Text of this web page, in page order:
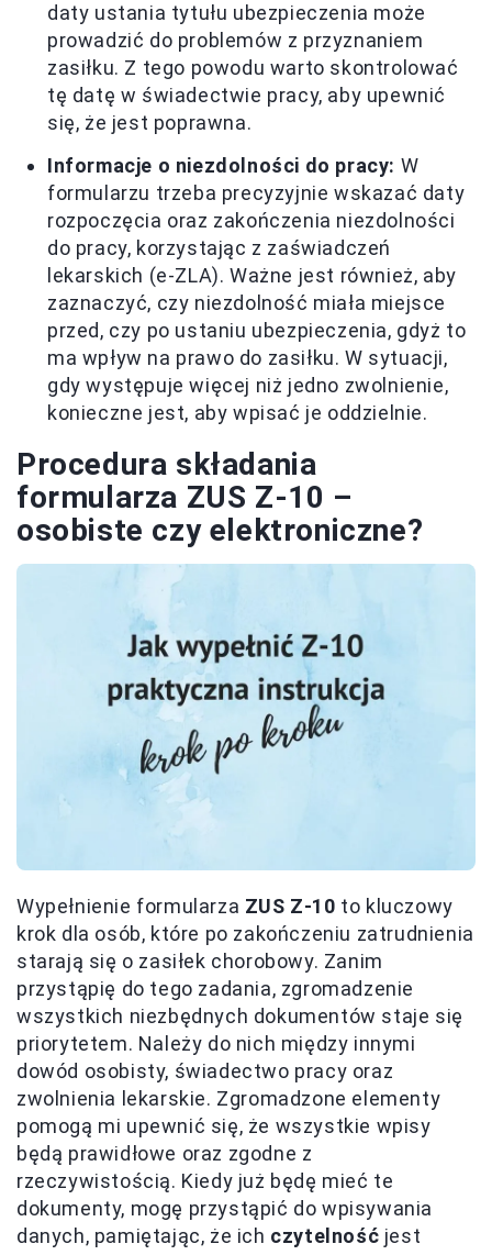
daty ustania tytułu ubezpieczenia może
prowadzić do problemów z przyznaniem
zasiłku. Z tego powodu warto skontrolować
tę datę w świadectwie pracy, aby upewnić
się, że jest poprawna.
Informacje o niezdolności do pracy: W
formularzu trzeba precyzyjnie wskazać daty
rozpoczęcia oraz zakończenia niezdolności
do pracy, korzystając z zaświadczeń
lekarskich (e-ZLA). Ważne jest również, aby
zaznaczyć, czy niezdolność miała miejsce
przed, czy po ustaniu ubezpieczenia, gdyż to
ma wpływ na prawo do zasiłku. W sytuacji,
gdy występuje więcej niż jedno zwolnienie,
konieczne jest, aby wpisać je oddzielnie.
Procedura składania
formularza ZUS Z-10 –
osobiste czy elektroniczne?
Wypełnienie formularza ZUS Z-10 to kluczowy
krok dla osób, które po zakończeniu zatrudnienia
starają się o zasiłek chorobowy. Zanim
przystąpię do tego zadania, zgromadzenie
wszystkich niezbędnych dokumentów staje się
priorytetem. Należy do nich między innymi
dowód osobisty, świadectwo pracy oraz
zwolnienia lekarskie. Zgromadzone elementy
pomogą mi upewnić się, że wszystkie wpisy
będą prawidłowe oraz zgodne z
rzeczywistością. Kiedy już będę mieć te
dokumenty, mogę przystąpić do wpisywania
danych, pamiętając, że ich czytelność jest